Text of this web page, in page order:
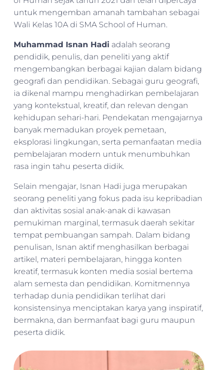
untuk mengemban amanah tambahan sebagai
Wali Kelas 10A di SMA School of Human.
Muhammad Isnan Hadi adalah seorang
pendidik, penulis, dan peneliti yang aktif
mengembangkan berbagai kajian dalam bidang
geografi dan pendidikan. Sebagai guru geografi,
ia dikenal mampu menghadirkan pembelajaran
yang kontekstual, kreatif, dan relevan dengan
kehidupan sehari-hari. Pendekatan mengajarnya
banyak memadukan proyek pemetaan,
eksplorasi lingkungan, serta pemanfaatan media
pembelajaran modern untuk menumbuhkan
rasa ingin tahu peserta didik.
Selain mengajar, Isnan Hadi juga merupakan
seorang peneliti yang fokus pada isu kepribadian
dan aktivitas sosial anak-anak di kawasan
pemukiman marginal, termasuk daerah sekitar
tempat pembuangan sampah. Dalam bidang
penulisan, Isnan aktif menghasilkan berbagai
artikel, materi pembelajaran, hingga konten
kreatif, termasuk konten media sosial bertema
alam semesta dan pendidikan. Komitmennya
terhadap dunia pendidikan terlihat dari
konsistensinya menciptakan karya yang inspiratif,
bermakna, dan bermanfaat bagi guru maupun
peserta didik.